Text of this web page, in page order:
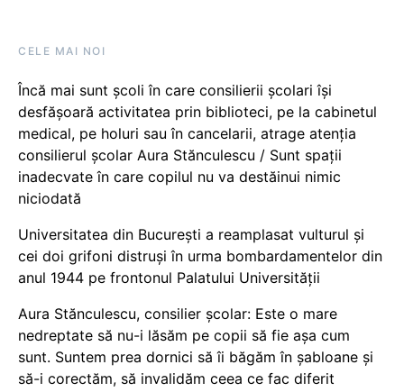
CELE MAI NOI
Încă mai sunt școli în care consilierii școlari își
desfășoară activitatea prin biblioteci, pe la cabinetul
medical, pe holuri sau în cancelarii, atrage atenția
consilierul școlar Aura Stănculescu / Sunt spații
inadecvate în care copilul nu va destăinui nimic
niciodată
Universitatea din București a reamplasat vulturul și
cei doi grifoni distruși în urma bombardamentelor din
anul 1944 pe frontonul Palatului Universității
Aura Stănculescu, consilier școlar: Este o mare
nedreptate să nu-i lăsăm pe copii să fie așa cum
sunt. Suntem prea dornici să îi băgăm în șabloane și
să-i corectăm, să invalidăm ceea ce fac diferit